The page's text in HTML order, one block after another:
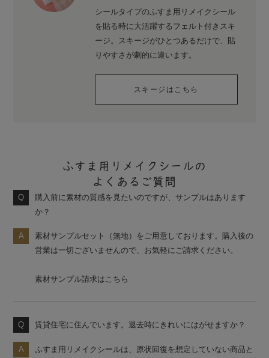
シールタイプのふすま用リメイクシール
を貼る時に大活躍するフェルト付きスキ
ージ。スキージがひとつあるだけで、貼
りやすさが劇的に違います。
スキージはこちら
ふすま用リメイクシールの
よくあるご質問
購入前に素材の質感を見たいのですが、サンプルはあります
か？
素材サンプルセット（無地）をご用意しております。購入後の
営業は一切ございませんので、お気軽にご請求ください。
素材サンプル請求はこちら
賃貸住宅に住んでいます。退去時にきれいにはがせますか？
ふすま用リメイクシールは、原状回復を想定していない商品と